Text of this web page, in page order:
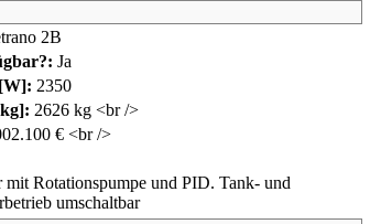
2B
Ja
2350
2626 kg <br />
2.100 € <br />
mit Rotationspumpe und PID. Tank- und
umschaltbar